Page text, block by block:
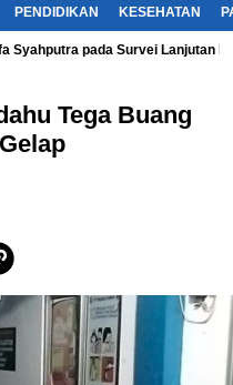
PENDIDIKAN KESEHATAN
Syahputra pada Survei Lanjutan
Tega Buang